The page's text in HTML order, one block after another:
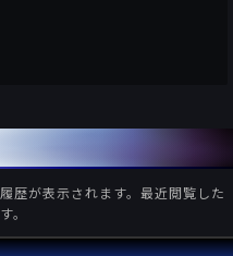
歴が表示されます。最近閲覧した
。